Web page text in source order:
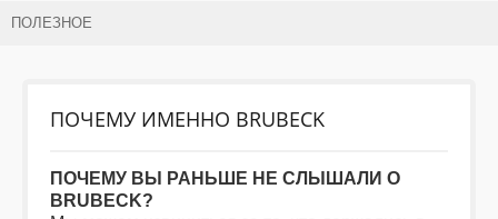
ДЕТИ
КОЛЕКЦИИ
ПОЛЕЗНОЕ
ПОЧЕМУ ИМЕННО BRUBECK
ПОЧЕМУ ВЫ РАНЬШЕ НЕ СЛЫШАЛИ О
BRUBECK?